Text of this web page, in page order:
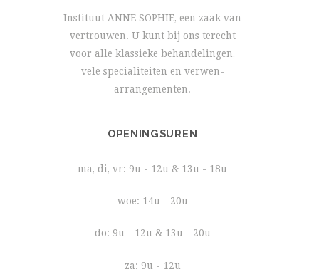
Instituut ANNE SOPHIE, een zaak van
vertrouwen. U kunt bij ons terecht
voor alle klassieke behandelingen,
vele specialiteiten en verwen-
arrangementen.
OPENINGSUREN
ma, di, vr: 9u - 12u & 13u - 18u
woe: 14u - 20u
do: 9u - 12u & 13u - 20u
za: 9u - 12u